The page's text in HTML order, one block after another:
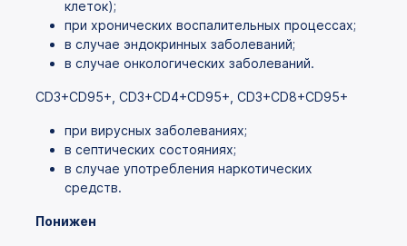
клеток);
при хронических воспалительных процессах;
в случае эндокринных заболеваний;
в случае онкологических заболеваний.
CD3+CD95+, CD3+CD4+CD95+, CD3+CD8+CD95+
при вирусных заболеваниях;
в септических состояниях;
в случае употребления наркотических
средств.
Понижен